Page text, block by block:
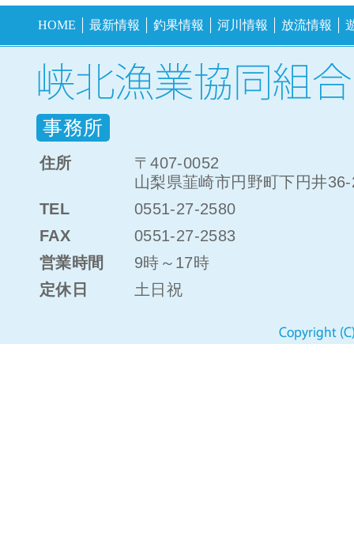
HOME 最新情報 釣果情報 河川情報 放流情報
事務所
住所
〒407-0052
山梨県韮崎市円野町下円井
TEL
0551-27-2580
FAX
0551-27-2583
営業時間
9時～17時
定休日
土日祝